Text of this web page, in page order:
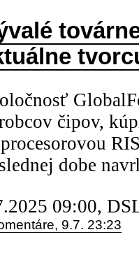
čipov,
dobe
09:00,
9.7. 23:23